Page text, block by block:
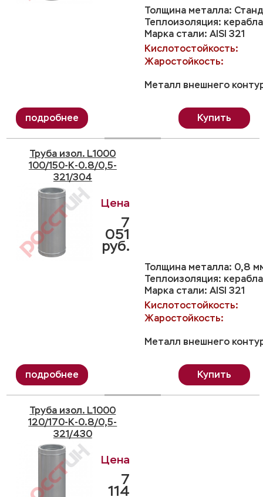
Толщина металла:
Теплоизоляция:
Марка стали: AISI 321
Кислотостойкость:
Жаростойкость:
Металл внешнего
Купить
Труба изол. L1000
100/150-K-0.8/0,5-
321/304
Толщина металла: 0,8
Теплоизоляция:
Марка стали: AISI 321
Кислотостойкость:
Жаростойкость:
Металл внешнего
7
051
руб.
Купить
Труба изол. L1000
120/170-K-0.8/0,5-
321/430
7
114